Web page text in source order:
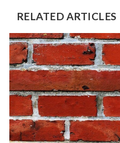
RELATED ARTICLES